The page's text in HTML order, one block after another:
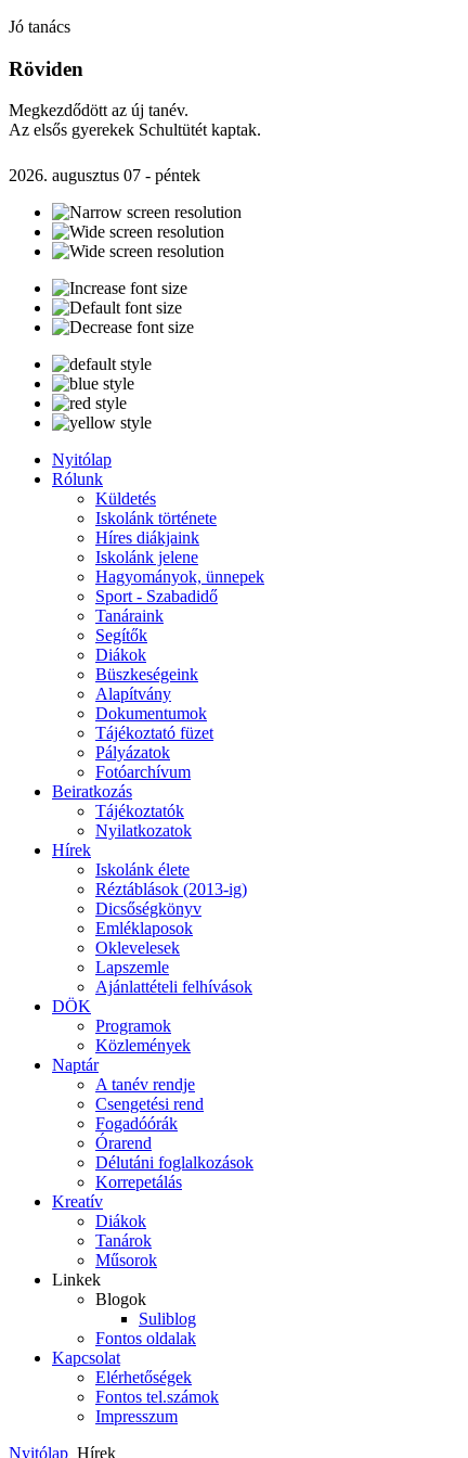
Jó tanács
Röviden
Megkezdődött az új tanév.
Az elsős gyerekek Schultütét kaptak.
2026. augusztus 07 - péntek
Nyitólap
Rólunk
Küldetés
Iskolánk története
Híres diákjaink
Iskolánk jelene
Hagyományok, ünnepek
Sport - Szabadidő
Tanáraink
Segítők
Diákok
Büszkeségeink
Alapítvány
Dokumentumok
Tájékoztató füzet
Pályázatok
Fotóarchívum
Beiratkozás
Tájékoztatók
Nyilatkozatok
Hírek
Iskolánk élete
Réztáblások (2013-ig)
Dicsőségkönyv
Emléklaposok
Oklevelesek
Lapszemle
Ajánlattételi felhívások
DÖK
Programok
Közlemények
Naptár
A tanév rendje
Csengetési rend
Fogadóórák
Órarend
Délutáni foglalkozások
Korrepetálás
Kreatív
Diákok
Tanárok
Műsorok
Linkek
Blogok
Suliblog
Fontos oldalak
Kapcsolat
Elérhetőségek
Fontos tel.számok
Impresszum
Nyitólap Hírek